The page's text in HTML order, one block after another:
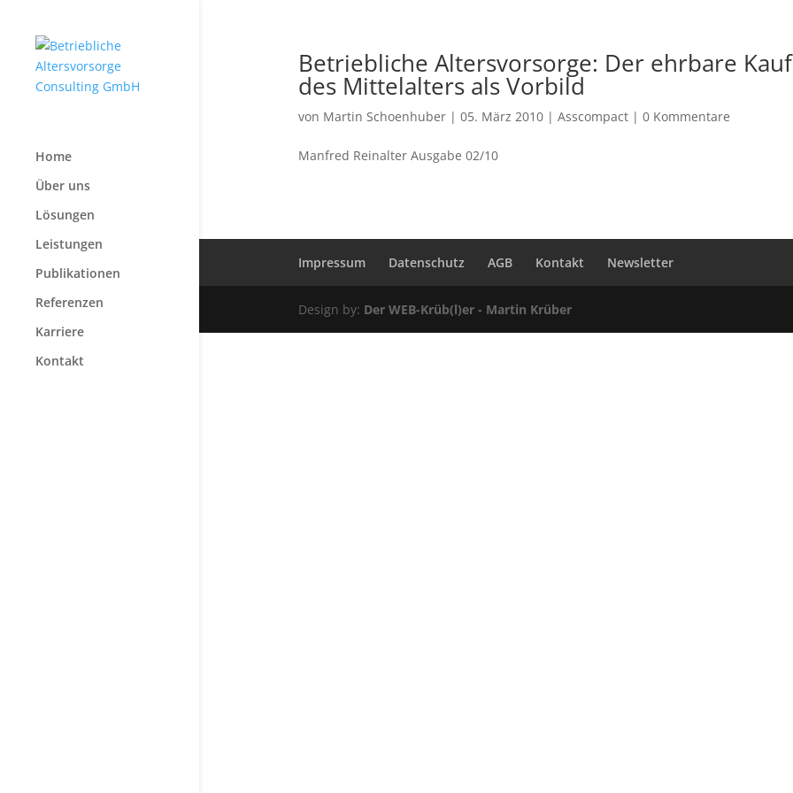
Home
Über uns
Lösungen
Leistungen
Publikationen
Referenzen
Karriere
Kontakt
Betriebliche Altersvorsorge: Der ehrbare
des Mittelalters als Vorbild
von Martin Schoenhuber| 05. März 2010| Asscompact| 0 Kommentare
Manfred Reinalter Ausgabe 02/10
Impressum Datenschutz AGB Kontakt Newsletter
Design by: Der WEB-Krüb(l)er - Martin Krüber